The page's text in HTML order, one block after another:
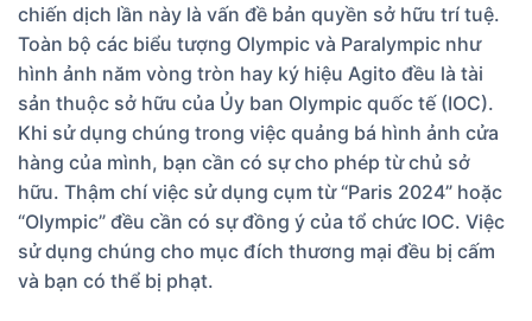
chiến dịch lần này là vấn đề bản quyền sở hữu trí tuệ.
Toàn bộ các biểu tượng Olympic và Paralympic như
hình ảnh năm vòng tròn hay ký hiệu Agito đều là tài
sản thuộc sở hữu của Ủy ban Olympic quốc tế (IOC).
Khi sử dụng chúng trong việc quảng bá hình ảnh cửa
hàng của mình, bạn cần có sự cho phép từ chủ sở
hữu. Thậm chí việc sử dụng cụm từ “Paris 2024” hoặc
“Olympic” đều cần có sự đồng ý của tổ chức IOC. Việc
sử dụng chúng cho mục đích thương mại đều bị cấm
và bạn có thể bị phạt.